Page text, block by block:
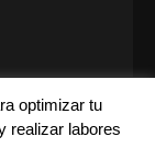
optimizar tu
realizar labores